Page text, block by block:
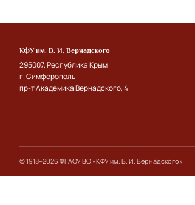
КФУ им. В. И. Вернадского
295007, Республика Крым
г. Симферополь
пр-т Академика Вернадского, 4
© 1918–2026 ФГАОУ ВО «КФУ им. В. И. Вернадского»